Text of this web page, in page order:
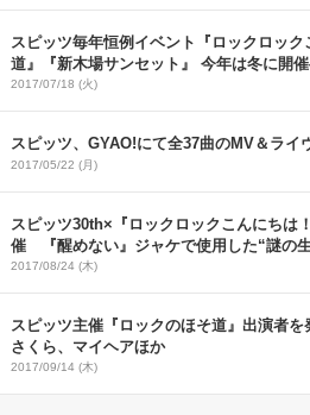
スピッツ毎年恒例イベント『ロックロッ
道』『新木場サンセット』 今年は冬に開
2017/07/18 (火)
スピッツ、GYAO!にて全37曲のMV＆ライ
2017/05/22 (月)
スピッツ30th×『ロックロックこんにちは
催 『醒めない』ジャケで使用した“謎の
2017/08/24 (木)
スピッツ主催『ロックのほそ道』出演者
さくら、マイヘアほか
2017/09/14 (木)